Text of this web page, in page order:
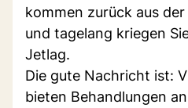
kommen zurück aus
und tagelang kriegen
Jetlag.
Die gute Nachricht ist:
bieten Behandlungen